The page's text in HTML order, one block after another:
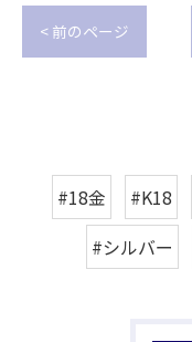
< 前のページ
#18金 #K18
#シルバー